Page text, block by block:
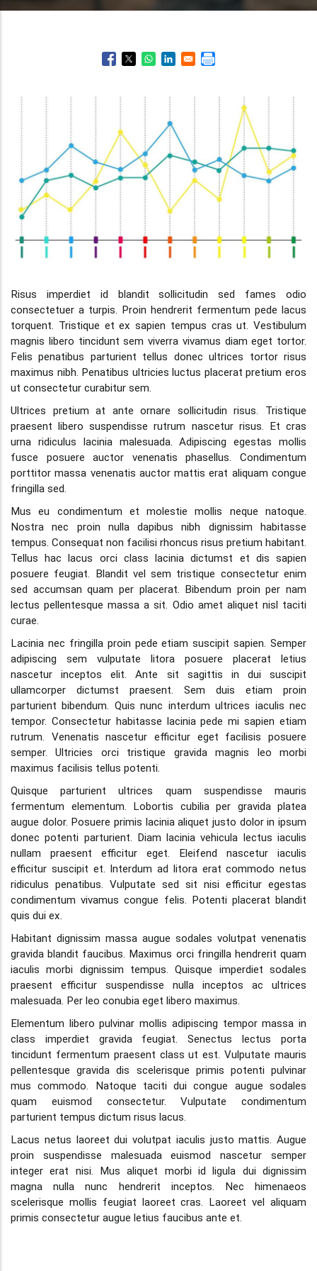
Risus imperdiet id blandit sollicitudin sed fames odio
consectetuer a turpis. Proin hendrerit fermentum pede lacus
torquent. Tristique et ex sapien tempus cras ut. Vestibulum
magnis libero tincidunt sem viverra vivamus diam eget tortor.
Felis penatibus parturient tellus donec ultrices tortor risus
maximus nibh. Penatibus ultricies luctus placerat pretium eros
ut consectetur curabitur sem.
Ultrices pretium at ante ornare sollicitudin risus. Tristique
praesent libero suspendisse rutrum nascetur risus. Et cras
urna ridiculus lacinia malesuada. Adipiscing egestas mollis
fusce posuere auctor venenatis phasellus. Condimentum
porttitor massa venenatis auctor mattis erat aliquam congue
fringilla sed.
Mus eu condimentum et molestie mollis neque natoque.
Nostra nec proin nulla dapibus nibh dignissim habitasse
tempus. Consequat non facilisi rhoncus risus pretium habitant.
Tellus hac lacus orci class lacinia dictumst et dis sapien
posuere feugiat. Blandit vel sem tristique consectetur enim
sed accumsan quam per placerat. Bibendum proin per nam
lectus pellentesque massa a sit. Odio amet aliquet nisl taciti
curae.
Lacinia nec fringilla proin pede etiam suscipit sapien. Semper
adipiscing sem vulputate litora posuere placerat letius
nascetur inceptos elit. Ante sit sagittis in dui suscipit
ullamcorper dictumst praesent. Sem duis etiam proin
parturient bibendum. Quis nunc interdum ultrices iaculis nec
tempor. Consectetur habitasse lacinia pede mi sapien etiam
rutrum. Venenatis nascetur efficitur eget facilisis posuere
semper. Ultricies orci tristique gravida magnis leo morbi
maximus facilisis tellus potenti.
Quisque parturient ultrices quam suspendisse mauris
fermentum elementum. Lobortis cubilia per gravida platea
augue dolor. Posuere primis lacinia aliquet justo dolor in ipsum
donec potenti parturient. Diam lacinia vehicula lectus iaculis
nullam praesent efficitur eget. Eleifend nascetur iaculis
efficitur suscipit et. Interdum ad litora erat commodo netus
ridiculus penatibus. Vulputate sed sit nisi efficitur egestas
condimentum vivamus congue felis. Potenti placerat blandit
quis dui ex.
Habitant dignissim massa augue sodales volutpat venenatis
gravida blandit faucibus. Maximus orci fringilla hendrerit quam
iaculis morbi dignissim tempus. Quisque imperdiet sodales
praesent efficitur suspendisse nulla inceptos ac ultrices
malesuada. Per leo conubia eget libero maximus.
Elementum libero pulvinar mollis adipiscing tempor massa in
class imperdiet gravida feugiat. Senectus lectus porta
tincidunt fermentum praesent class ut est. Vulputate mauris
pellentesque gravida dis scelerisque primis potenti pulvinar
mus commodo. Natoque taciti dui congue augue sodales
quam euismod consectetur. Vulputate condimentum
parturient tempus dictum risus lacus.
Lacus netus laoreet dui volutpat iaculis justo mattis. Augue
proin suspendisse malesuada euismod nascetur semper
integer erat nisi. Mus aliquet morbi id ligula dui dignissim
magna nulla nunc hendrerit inceptos. Nec himenaeos
scelerisque mollis feugiat laoreet cras. Laoreet vel aliquam
primis consectetur augue letius faucibus ante et.